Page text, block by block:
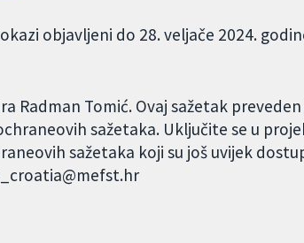
objavljeni do 28. veljače 2024.
Radman Tomić. Ovaj sažetak
sažetaka. Uključite se u
sažetaka koji su još uvijek